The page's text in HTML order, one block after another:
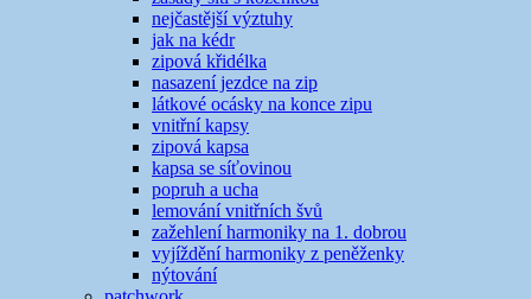
nejčastější výztuhy
jak na kédr
zipová křidélka
nasazení jezdce na zip
látkové ocásky na konce zipu
vnitřní kapsy
zipová kapsa
kapsa se síťovinou
popruh a ucha
lemování vnitřních švů
zažehlení harmoniky na 1. dobrou
vyjíždění harmoniky z peněženky
nýtování